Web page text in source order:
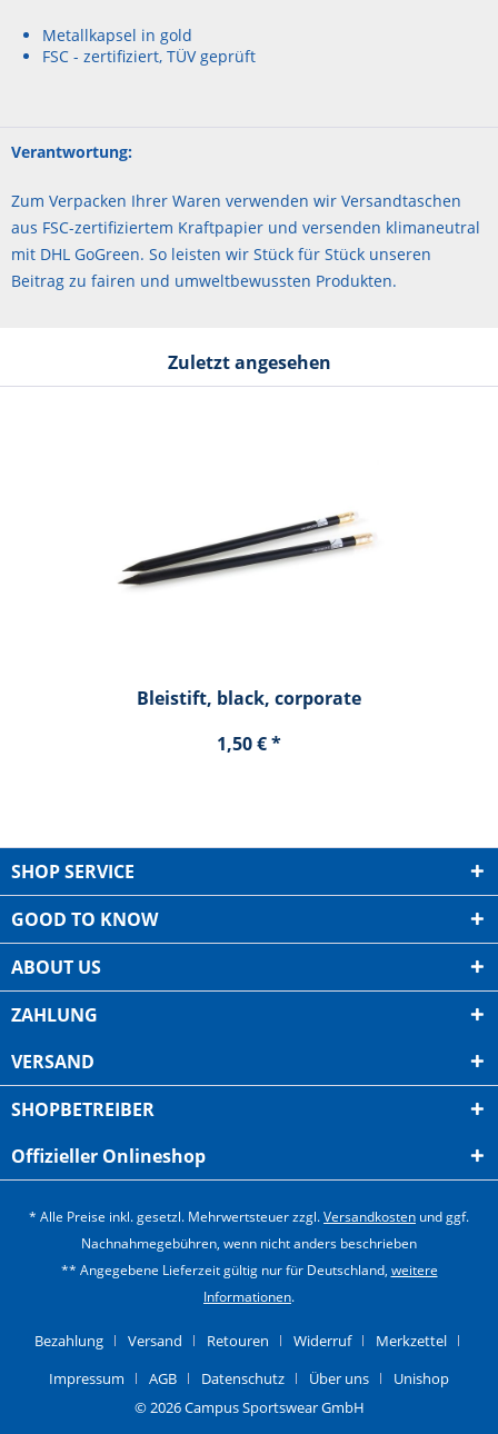
Metallkapsel in gold
FSC - zertifiziert, TÜV geprüft
Verantwortung:
Zum Verpacken Ihrer Waren verwenden wir Versandtaschen
aus FSC-zertifiziertem Kraftpapier und versenden klimaneutral
mit DHL GoGreen. So leisten wir Stück für Stück unseren
Beitrag zu fairen und umweltbewussten Produkten.
Zuletzt angesehen
Bleistift, black, corporate
1,50 € *
SHOP SERVICE
GOOD TO KNOW
ABOUT US
ZAHLUNG
VERSAND
SHOPBETREIBER
Offizieller Onlineshop
* Alle Preise inkl. gesetzl. Mehrwertsteuer zzgl.Versandkosten und ggf.
Nachnahmegebühren, wenn nicht anders beschrieben
** Angegebene Lieferzeit gültig nur für Deutschland, weitere
Informationen.
Bezahlung Versand Retouren Widerruf
Merkzettel
Impressum
AGB Datenschutz Über uns
Unishop
© 2026 Campus Sportswear GmbH